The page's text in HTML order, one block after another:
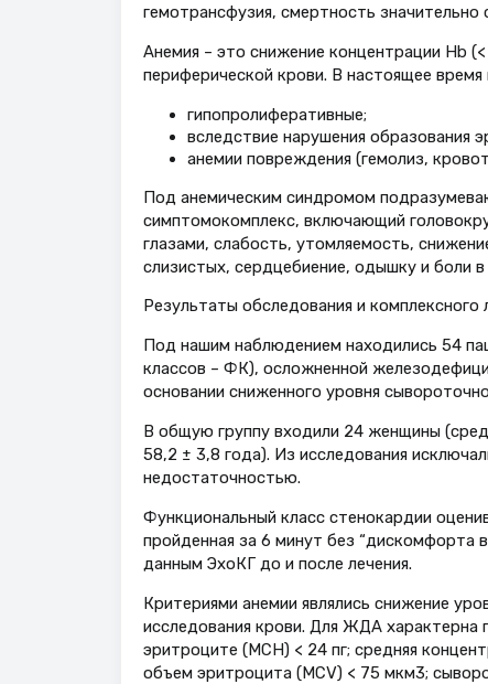
гемотрансфузия, смертность значительно
Анемия – это снижение концентрации Hb
периферической крови. В настоящее
гипопролиферативные;
вследствие нарушения образования
анемии повреждения (гемолиз,
Под анемическим синдромом
симптомокомплекс, включающий
глазами, слабость, утомляемость,
слизистых, сердцебиение, одышку и боли
Результаты обследования и
Под нашим наблюдением находились 54
классов – ФК), осложненной
основании сниженного уровня
В общую группу входили 24 женщины
58,2 ± 3,8 года). Из исследования
недостаточностью.
Функциональный класс стенокардии
пройденная за 6 минут без “дискомфорта
данным ЭхоКГ до и после лечения.
Критериями анемии являлись снижение
исследования крови. Для ЖДА характерна
эритроците (МСН) < 24 пг; средняя
объем эритроцита (МСV) < 75 мкм3;